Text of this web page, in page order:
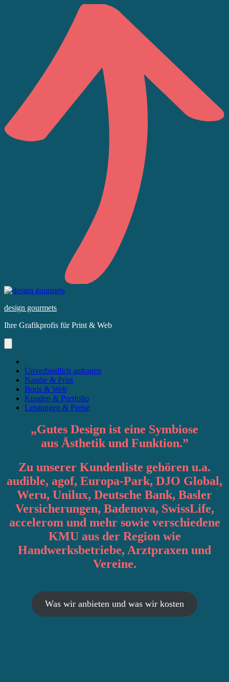
Skip
content
design gourmets
Ihre Grafikprofis für Print & Web
Unverbindlich anfragen
Natalie & Print
Boris & Web
Kunden & Portfolio
Leistungen & Preise
„Gutes Design ist eine Symbiose
aus Ästhetikund Funktion.”
Zu unserer Kundenliste gehören u.a.
audible, agof, Europa-Park, DJO Global,
Weru, Unilux, Deutsche Bank, Basler
Versicherungen, Badenova, SwissLife,
accelerom und mehr sowie verschiedene
KMU aus der Region wie
Handwerksbetriebe, Arztpraxen und
Vereine.
Was wir anbieten und was wir kosten